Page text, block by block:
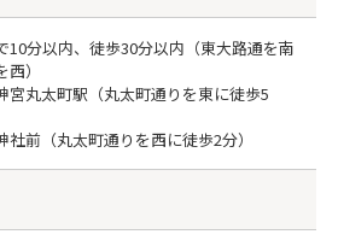
10分以内、徒歩30分以内（東大路通を南
）
宮丸太町駅（丸太町通りを東に徒歩5
前（丸太町通りを西に徒歩2分）